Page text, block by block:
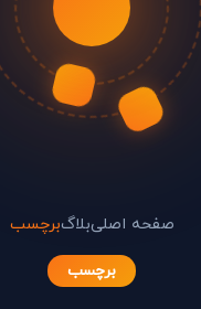
صفحه اصلیبلاگبرچسب
برچسب